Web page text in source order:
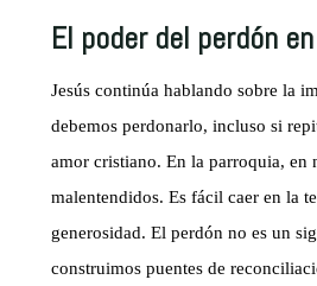
El poder del perdón
Jesús continúa hablando sobre la
debemos perdonarlo, incluso si
amor cristiano. En la parroquia, en
malentendidos. Es fácil caer en la
generosidad. El perdón no es un
construimos puentes de